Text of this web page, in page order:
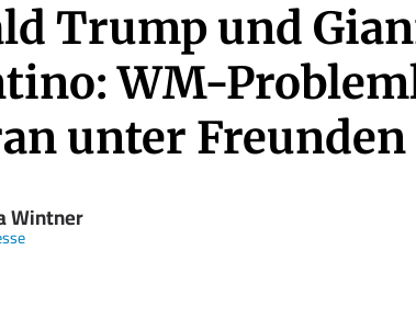
Trump und
WM-
unter Freunden
Wintner